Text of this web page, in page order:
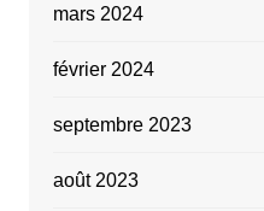
mars 2024
février 2024
septembre 2023
août 2023